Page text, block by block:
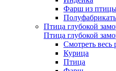
Фарш из
Птица глубокой
Птица глубокой
Смотреть весь
Курица
Птица